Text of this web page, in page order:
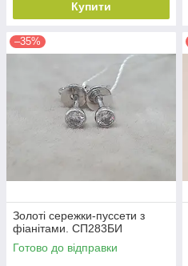
Купити
–35%
Золоті сережки-пуссети з
фіанітами. СП283БИ
Готово до відправки